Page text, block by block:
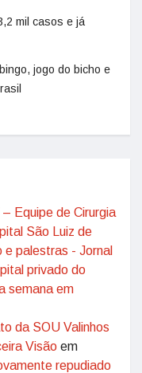
mil casos e já
jogo do bicho e
– Equipe de Cirurgia
São Luiz de
e palestras - Jornal
privado do
semana em
da SOU Valinhos
Visão em
repudiado